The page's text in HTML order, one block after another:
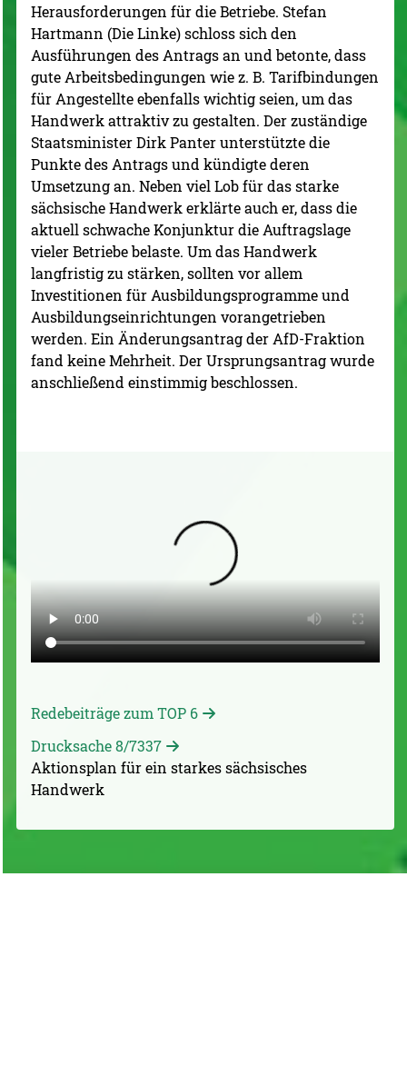
Herausforderungen für die Betriebe. Stefan
Hartmann (Die Linke) schloss sich den
Ausführungen des Antrags an und betonte, dass
gute Arbeitsbedingungen wie z. B. Tarifbindungen
für Angestellte ebenfalls wichtig seien, um das
Handwerk attraktiv zu gestalten. Der zuständige
Staatsminister Dirk Panter unterstützte die
Punkte des Antrags und kündigte deren
Umsetzung an. Neben viel Lob für das starke
sächsische Handwerk erklärte auch er, dass die
aktuell schwache Konjunktur die Auftragslage
vieler Betriebe belaste. Um das Handwerk
langfristig zu stärken, sollten vor allem
Investitionen für Ausbildungsprogramme und
Ausbildungseinrichtungen vorangetrieben
werden. Ein Änderungsantrag der AfD-Fraktion
fand keine Mehrheit. Der Ursprungsantrag wurde
anschließend einstimmig beschlossen.
Redebeiträge zum TOP 6
Drucksache 8/7337
Aktionsplan für ein starkes sächsisches
Handwerk